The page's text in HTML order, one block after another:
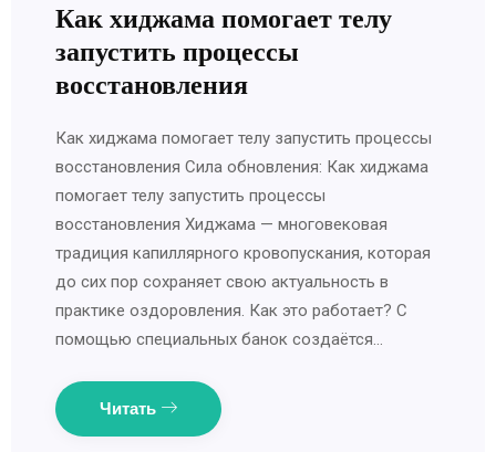
Как хиджама помогает телу
запустить процессы
восстановления
Как хиджама помогает телу запустить процессы
восстановления Сила обновления: Как хиджама
помогает телу запустить процессы
восстановления Хиджама — многовековая
традиция капиллярного кровопускания, которая
до сих пор сохраняет свою актуальность в
практике оздоровления. Как это работает? С
помощью специальных банок создаётся…
Читать